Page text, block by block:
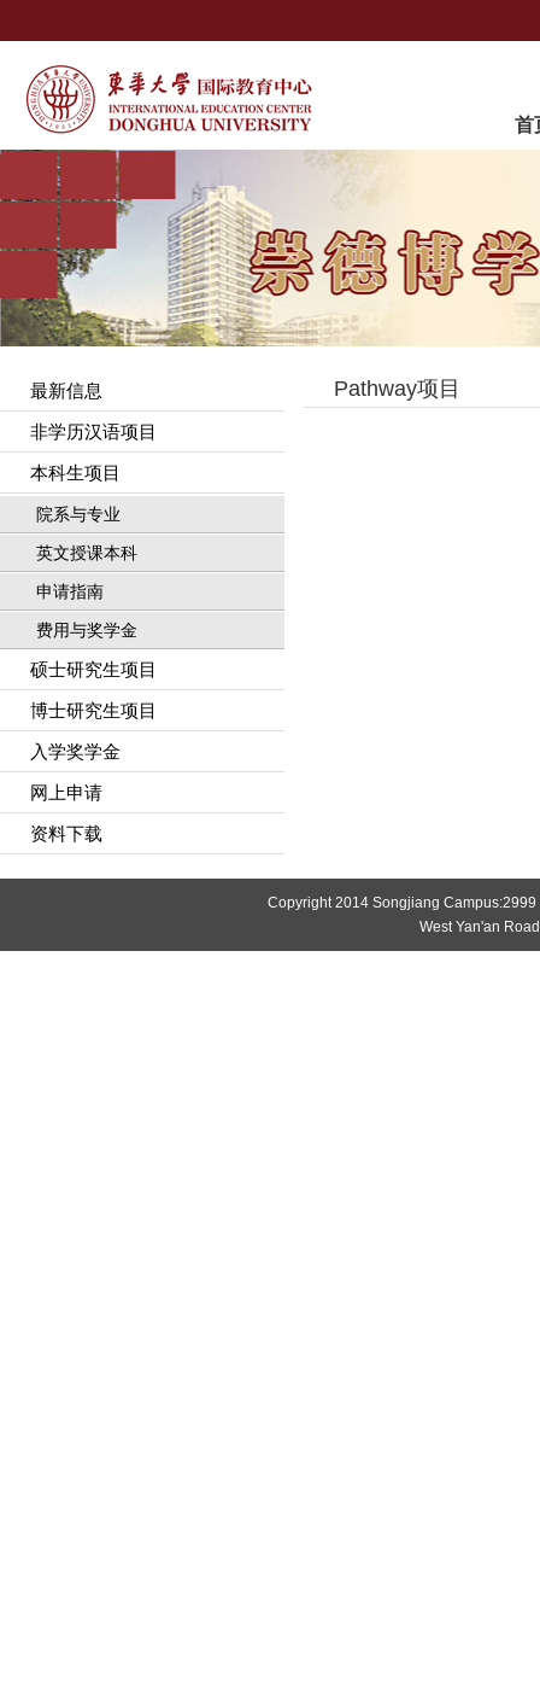
首
最新信息
非学历汉语项目
本科生项目
院系与专业
英文授课本科
申请指南
费用与奖学金
硕士研究生项目
博士研究生项目
入学奖学金
网上申请
资料下载
Pathway项目
Copyright 2014 Songjiang
West Yan'an